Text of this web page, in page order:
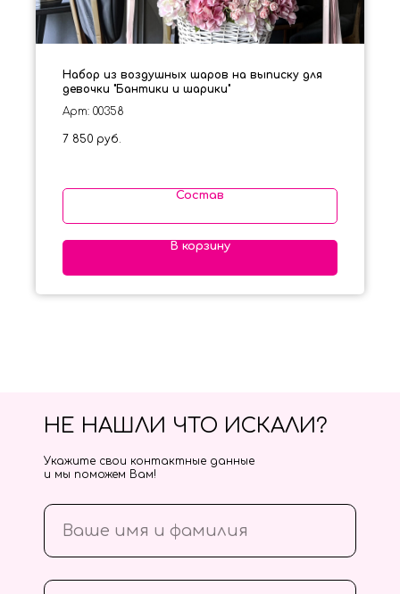
Набор из воздушных шаров на выписку для
девочки "Бантики и шарики"
Арт: 00358
7 850 руб.
Состав
В корзину
НЕ НАШЛИ ЧТО ИСКАЛИ?
Укажите свои контактные данные
и мы поможем Вам!